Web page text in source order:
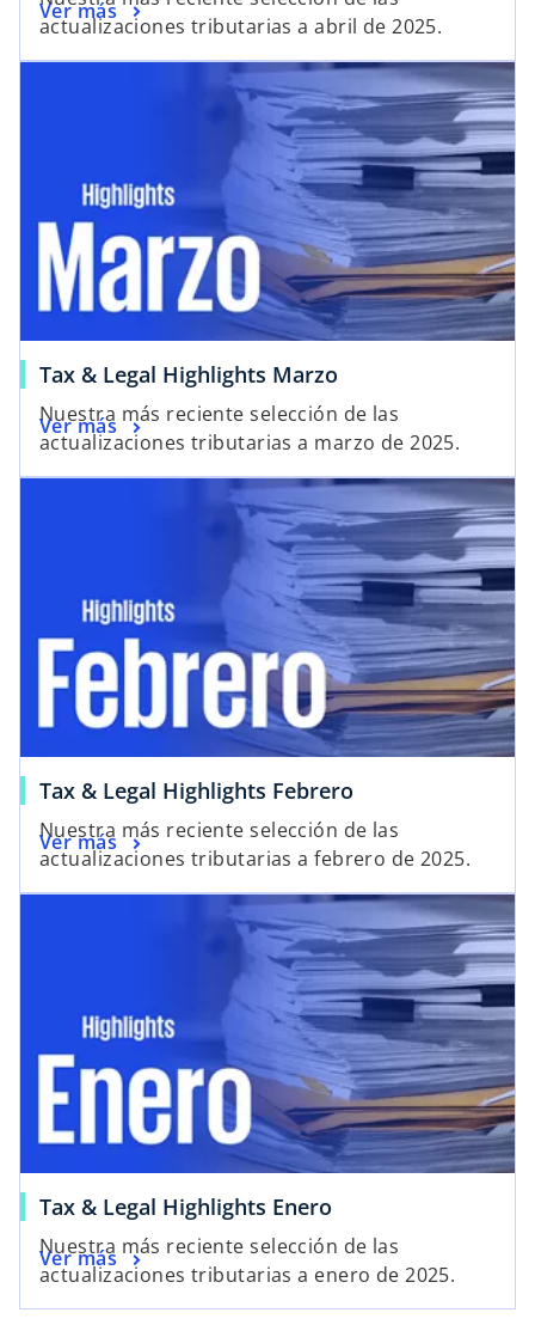
actualizaciones tributarias a abril de 2025.
Ver más
Tax & Legal Highlights Marzo
Nuestra más reciente selección de las
actualizaciones tributarias a marzo de 2025.
Ver más
Tax & Legal Highlights Febrero
Nuestra más reciente selección de las
actualizaciones tributarias a febrero de 2025.
Ver más
Tax & Legal Highlights Enero
Nuestra más reciente selección de las
actualizaciones tributarias a enero de 2025.
Ver más